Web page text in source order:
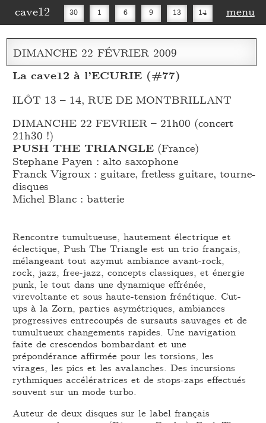
cave12 30 1 6 9 13 14
16 20 27 30
menu
DIMANCHE 22 FÉVRIER 2009
La cave12 à l’ECURIE (#77)
ILÔT 13 – 14, RUE DE MONTBRILLANT
DIMANCHE 22 FEVRIER – 21h00 (concert
21h30 !)
PUSH THE TRIANGLE (France)
Stephane Payen : alto saxophone
Franck Vigroux : guitare, fretless guitare, tourne-
disques
Michel Blanc : batterie
Rencontre tumultueuse, hautement électrique et
éclectique, Push The Triangle est un trio français,
mélangeant tout azymut ambiance avant-rock,
rock, jazz, free-jazz, concepts classiques, et énergie
punk, le tout dans une dynamique effrénée,
virevoltante et sous haute-tension frénétique. Cut-
ups à la Zorn, parties asymétriques, ambiances
progressives entrecoupés de sursauts sauvages et de
tumultueux changements rapides. Une navigation
faite de crescendos bombardant et une
prépondérance affirmée pour les torsions, les
virages, les pics et les avalanches. Des incursions
rythmiques accélératrices et de stops-zaps effectués
souvent sur un mode turbo.
Auteur de deux disques sur le label français